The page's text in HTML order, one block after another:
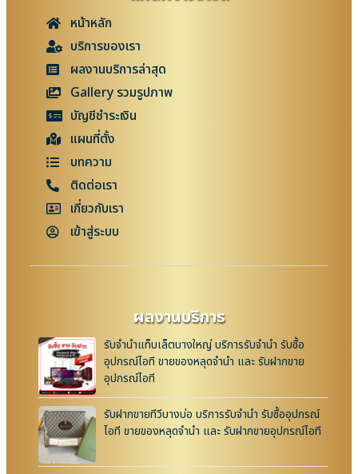
หน้าหลัก
บริการของเรา
ผลงานบริการล่าสุด
Gallery รวมรูปภาพ
บัญชีชำระเงิน
แผนที่ตั้ง
บทความ
ติดต่อเรา
เกี่ยวกับเรา
เข้าสู่ระบบ
ผลงานบริการ
รับจำนำแท็บเล็ตบางใหญ่ บริการรับจำนำ รับซื้อ
อุปกรณ์ไอที ขายของหลุดจำนำ และ รับฝากขาย
อุปกรณ์ไอที
รับฝากขายทีวีบางบ่อ บริการรับจำนำ รับซื้ออุปกรณ์
ไอที ขายของหลุดจำนำ และ รับฝากขายอุปกรณ์ไอที